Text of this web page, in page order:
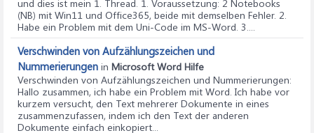
und dies ist mein 1. Thread. 1. Voraussetzung: 2 Notebooks
(NB) mit Win11 und Office365, beide mit demselben Fehler. 2.
Habe ein Problem mit dem Uni-Code im MS-Word. 3....
Verschwinden von Aufzählungszeichen und
Nummerierungen in Microsoft Word Hilfe
Verschwinden von Aufzählungszeichen und Nummerierungen:
Hallo zusammen, ich habe ein Problem mit Word. Ich habe vor
kurzem versucht, den Text mehrerer Dokumente in eines
zusammenzufassen, indem ich den Text der anderen
Dokumente einfach einkopiert...